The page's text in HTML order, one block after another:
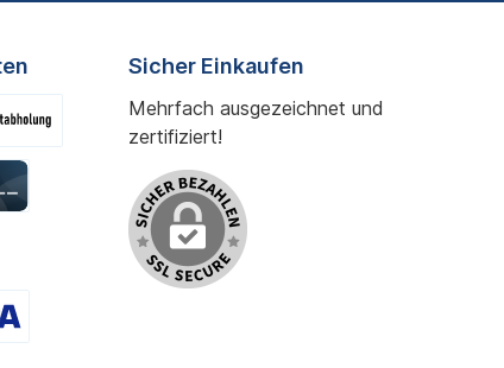
Sicher Einkaufen
Mehrfach ausgezeichnet und
zertifiziert!